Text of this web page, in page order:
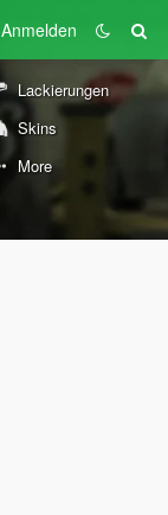
Anmelden
Lackierungen
Skins
More